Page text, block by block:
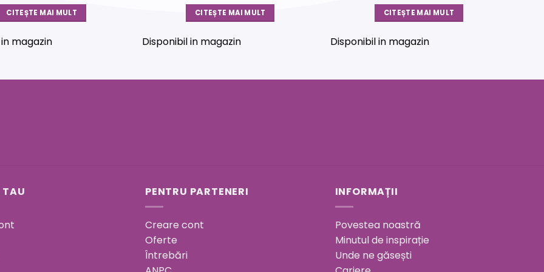
CITEȘTE MAI MULT
magazin
CITEȘTE MAI MULT
Disponibil in magazin
CITEȘTE MAI MULT
Disponibil in magazin
TAU PENTRU PARTENERI
Creare cont
Oferte
Întrebări
INFORMAȚII
Povestea noastră
Minutul de inspirație
Unde ne găsești